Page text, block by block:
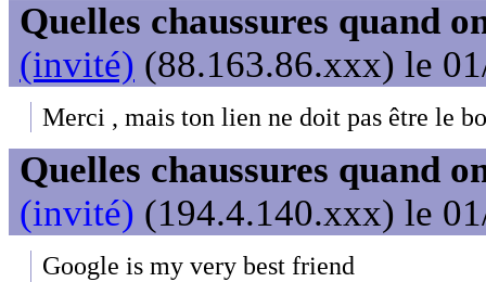
Quelles chaussures quand
(invité) (88.163.86.xxx) le
Merci , mais ton lien ne doit pas être le
Quelles chaussures quand
(invité) (194.4.140.xxx) le
Google is my very best friend